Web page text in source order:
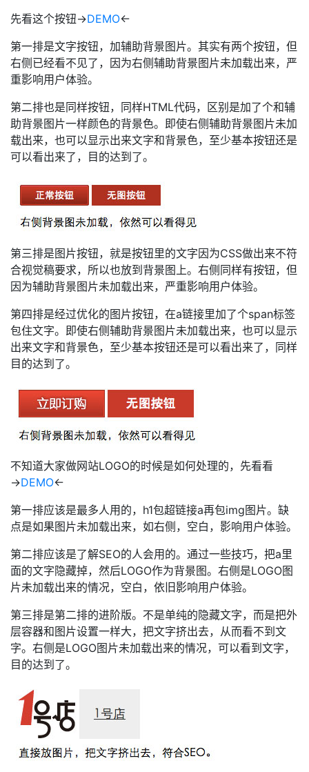
先看这个按钮→DEMO←
第一排是文字按钮，加辅助背景图片。其实有两个按钮，但
右侧已经看不见了，因为右侧辅助背景图片未加载出来，严
重影响用户体验。
第二排也是同样按钮，同样HTML代码，区别是加了个和辅
助背景图片一样颜色的背景色。即使右侧辅助背景图片未加
载出来，也可以显示出来文字和背景色，至少基本按钮还是
可以看出来了，目的达到了。
第三排是图片按钮，就是按钮里的文字因为CSS做出来不符
合视觉稿要求，所以也放到背景图上。右侧同样有按钮，但
因为辅助背景图片未加载出来，严重影响用户体验。
第四排是经过优化的图片按钮，在a链接里加了个span标签
包住文字。即使右侧辅助背景图片未加载出来，也可以显示
出来文字和背景色，至少基本按钮还是可以看出来了，同样
目的达到了。
不知道大家做网站LOGO的时候是如何处理的，先看看
→DEMO←
第一排应该是最多人用的，h1包超链接a再包img图片。缺
点是如果图片未加载出来，如右侧，空白，影响用户体验。
第二排应该是了解SEO的人会用的。通过一些技巧，把a里
面的文字隐藏掉，然后LOGO作为背景图。右侧是LOGO图
片未加载出来的情况，空白，依旧影响用户体验。
第三排是第二排的进阶版。不是单纯的隐藏文字，而是把外
层容器和图片设置一样大，把文字挤出去，从而看不到文
字。右侧是LOGO图片未加载出来的情况，可以看到文字，
目的达到了。